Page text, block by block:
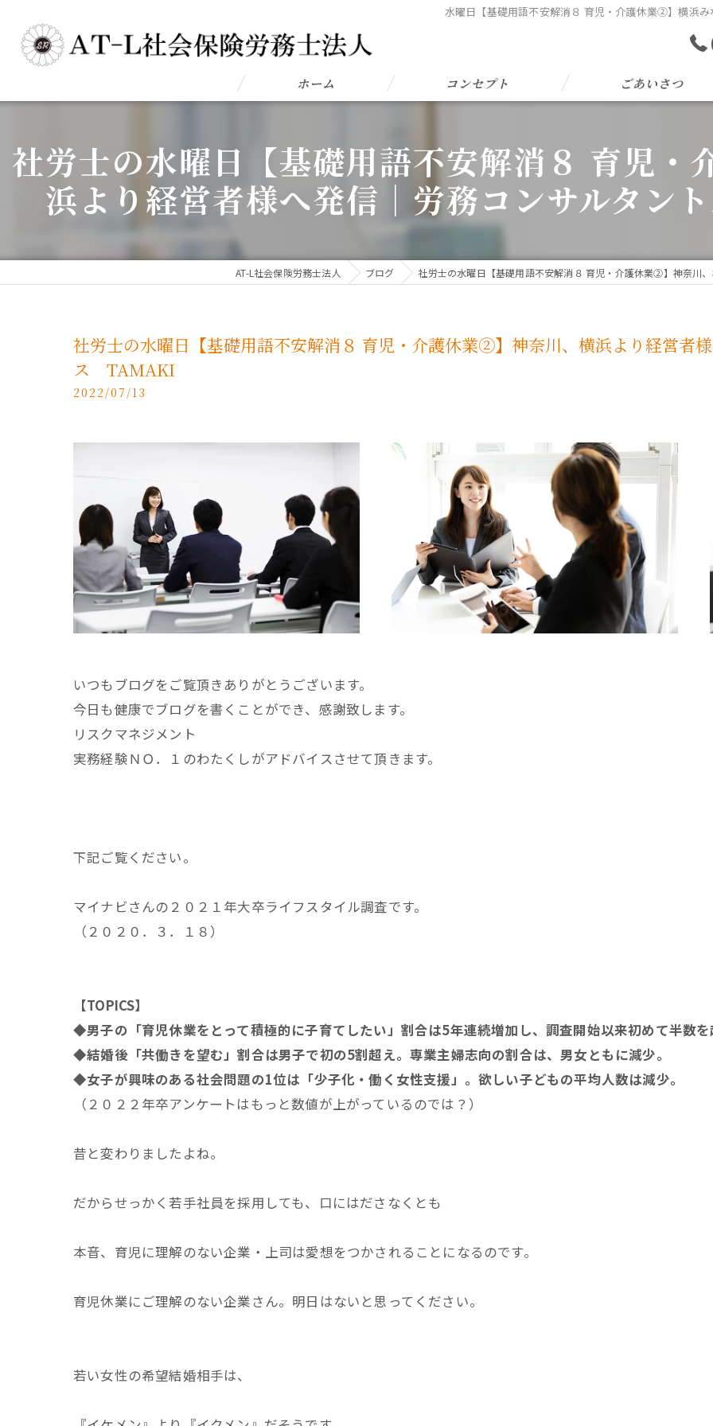
水曜日【基礎用語不安解消８ 育児・介護休業②】横浜
ホーム コンセプト ごあいさつ
社労士の水曜日【基礎用語不安解消８ 育児
浜より経営者様へ発信｜労務コンサルタ
AT-L社会保険労務士法人 ブログ 社労士の水曜日【基礎用語不安解消８ 育児・介護休業②】神奈川
社労士の水曜日【基礎用語不安解消８ 育児・介護休業②】神奈川、横浜より経営者
ス TAMAKI
2022/07/13
いつもブログをご覧頂きありがとうございます。
今日も健康でブログを書くことができ、感謝致します。
リスクマネジメント
実務経験ＮＯ．１のわたくしがアドバイスさせて頂きます。
下記ご覧ください。
マイナビさんの２０２１年大卒ライフスタイル調査です。
（２０２０．３．１８）
【TOPICS】
◆男子の「育児休業をとって積極的に子育てしたい」割合は5年連続増加し、調査開始以来初めて半数
◆結婚後「共働きを望む」割合は男子で初の5割超え。専業主婦志向の割合は、男女ともに減少。
◆女子が興味のある社会問題の1位は「少子化・働く女性支援」。欲しい子どもの平均人数は減少。
（２０２２年卒アンケートはもっと数値が上がっているのでは？）
昔と変わりましたよね。
だからせっかく若手社員を採用しても、口にはださなくとも
本音、育児に理解のない企業・上司は愛想をつかされることになるのです。
育児休業にご理解のない企業さん。明日はないと思ってください。
若い女性の希望結婚相手は、